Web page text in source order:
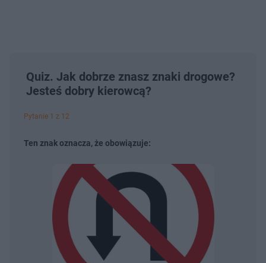
Quiz. Jak dobrze znasz znaki drogowe?
Jesteś dobry kierowcą?
Pytanie 1 z 12
Ten znak oznacza, że obowiązuje: